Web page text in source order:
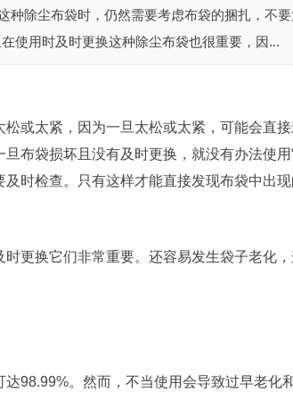
除尘布袋时，仍然需要考虑布袋的捆扎，不
使用时及时更换这种除尘布袋也很重要，因...
或太紧，因为一旦太松或太紧，可能会直
布袋损坏且没有及时更换，就没有办法使用
时检查。只有这样才能直接发现布袋中出现
更换它们非常重要。还容易发生袋子老化
98.99%。然而，不当使用会导致过早老化